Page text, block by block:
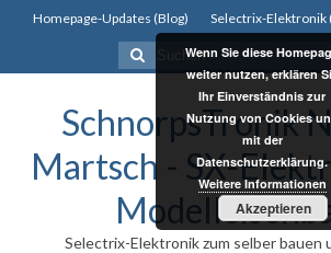
Homepage-Updates (Blog) Selectrix-Elektronik
Suchen
nach:
SchnorpsTronik
Martsch - SX-
Selectrix-Elektronik zum selber bauen
Wenn Sie diese
weiter nutzen, erklären
Ihr Einverständnis zur
Nutzung von Cookies
mit der
Datenschutzerklärung.
Weitere Informationen
Akzeptieren